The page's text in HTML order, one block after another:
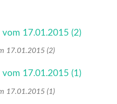
17.01.2015 (2)
17.01.2015 (1)